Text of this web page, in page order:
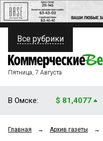
ПОЛИТИКА
ФИНАНСЫ
ОБЩЕСТВО
Все рубрики
Пятница, 7 Августа
В Омске: $ 81,4077
Главная → Архив газеты →